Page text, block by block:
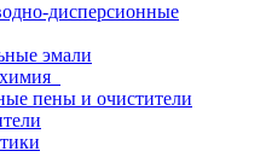
дисперсионные
эмали
пены и очистители